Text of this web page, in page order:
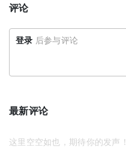
评论
登录 后参与评论
最新评论
这里空空如也，期待你的发声！